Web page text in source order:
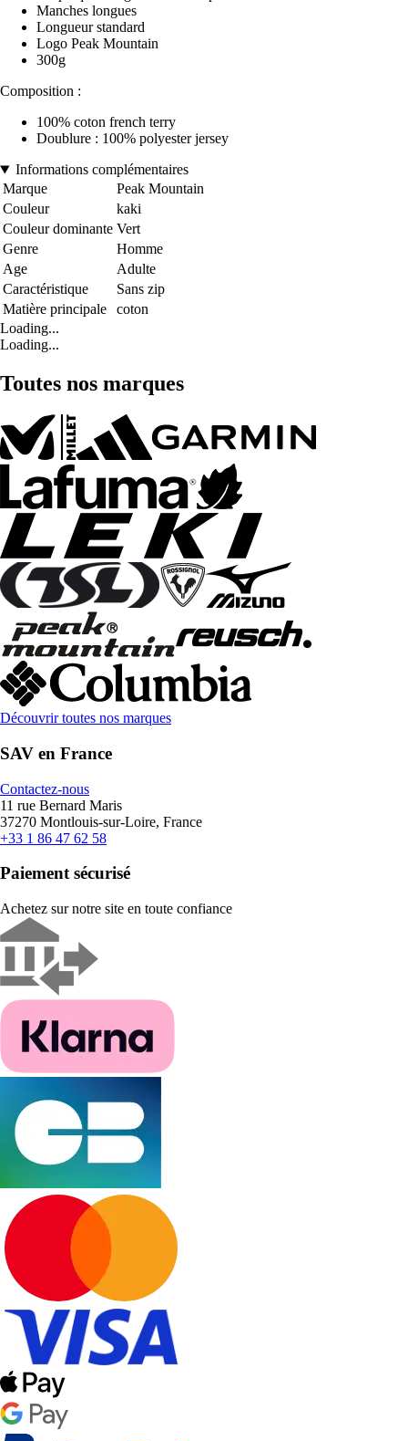
Manches longues
Longueur standard
Logo Peak Mountain
300g
Composition :
100% coton french terry
Doublure : 100% polyester jersey
Informations complémentaires
Marque
Peak Mountain
Couleur
kaki
Couleur dominante Vert
Genre
Homme
Age
Adulte
Caractéristique
Sans zip
Matière principale
coton
Loading...
Loading...
Toutes nos marques
Découvrir toutes nos marques
SAV en France
Contactez-nous
11 rue Bernard Maris
37270 Montlouis-sur-Loire, France
+33 1 86 47 62 58
Paiement sécurisé
Achetez sur notre site en toute confiance